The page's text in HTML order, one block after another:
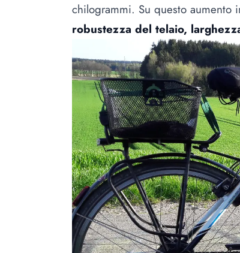
chilogrammi. Su questo
robustezza del telaio,